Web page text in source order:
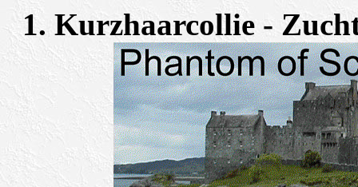
1. Kurzhaarcollie -